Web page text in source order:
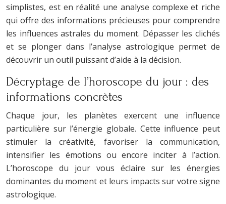
simplistes, est en réalité une analyse complexe et riche
qui offre des informations précieuses pour comprendre
les influences astrales du moment. Dépasser les clichés
et se plonger dans l’analyse astrologique permet de
découvrir un outil puissant d’aide à la décision.
Décryptage de l’horoscope du jour : des
informations concrètes
Chaque jour, les planètes exercent une influence
particulière sur l’énergie globale. Cette influence peut
stimuler la créativité, favoriser la communication,
intensifier les émotions ou encore inciter à l’action.
L’horoscope du jour vous éclaire sur les énergies
dominantes du moment et leurs impacts sur votre signe
astrologique.